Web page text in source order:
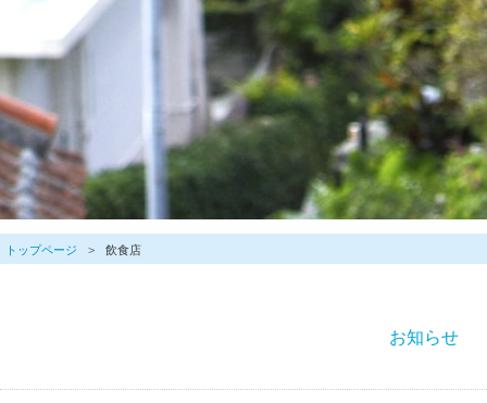
トップページ 飲食店
お知らせ